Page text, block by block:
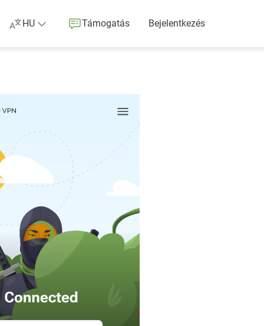
HU Támogatás Bejelentkezés